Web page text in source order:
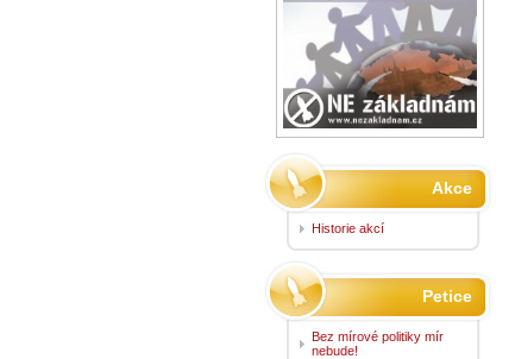
Akce
Historie akcí
Petice
Bez mírové politiky mír
nebude!